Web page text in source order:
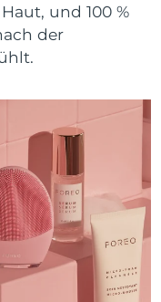
und 100 %
der
Lieferung
8/11/26
Lieferung
Lieferung 8/14/26
Lieferung 8/9/26
Lieferung 8/17/26